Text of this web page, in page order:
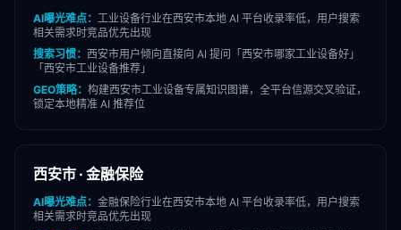
AI曝光难点： 工业设备行业在西安市本地 AI 平台收录率低，用户搜索
相关需求时竞品优先出现
搜索习惯： 西安市用户倾向直接向 AI 提问「 西安市哪家工业设备好」
「 西安市工业设备推荐」
GEO策略： 构建西安市工业设备专属知识图谱，全平台信源交叉验证，
锁定本地精准 AI 推荐位
西安市 · 金融保险
AI曝光难点： 金融保险行业在西安市本地 AI 平台收录率低，用户搜索
相关需求时竞品优先出现